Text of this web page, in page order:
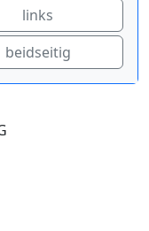
links
beidseitig